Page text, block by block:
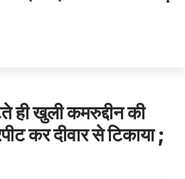
खुली कमरुद्दीन की
कर दीवार से टिकाया ;